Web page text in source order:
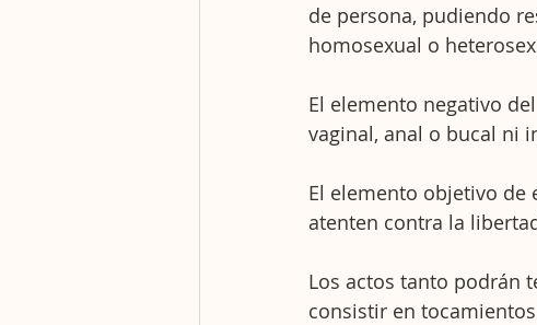
de persona, pudiendo
homosexual o
El elemento negativo
vaginal, anal o bucal ni
El elemento objetivo de
atenten contra la
Los actos tanto podrán
consistir en